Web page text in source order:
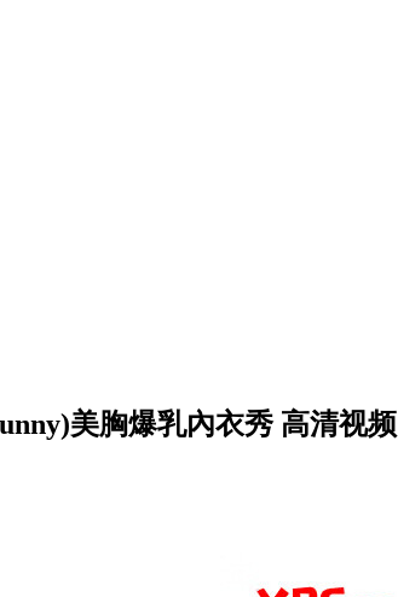
美胸爆乳內衣秀 高清视频